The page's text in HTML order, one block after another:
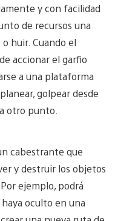
y con facilidad
de recursos una
huir. Cuando el
accionar el garfio
a una plataforma
golpear desde
otro punto.
cabestrante que
y destruir los objetos
ejemplo, podrá
oculto en una